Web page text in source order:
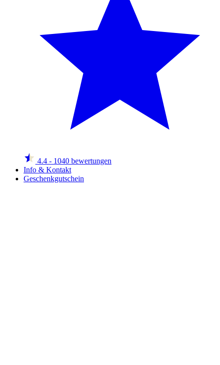
4.4 - 1040 bewertungen
Info & Kontakt
Geschenkgutschein